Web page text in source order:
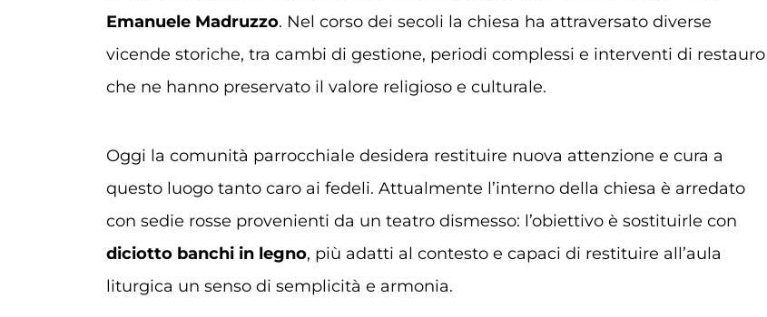
Emanuele Madruzzo. Nel corso dei secoli la chiesa ha attraversato diverse
vicende storiche, tra cambi di gestione, periodi complessi e interventi di restauro
che ne hanno preservato il valore religioso e culturale.
Oggi la comunità parrocchiale desidera restituire nuova attenzione e cura a
questo luogo tanto caro ai fedeli. Attualmente l’interno della chiesa è arredato
con sedie rosse provenienti da un teatro dismesso: l’obiettivo è sostituirle con
diciotto banchi in legno, più adatti al contesto e capaci di restituire all’aula
liturgica un senso di semplicità e armonia.